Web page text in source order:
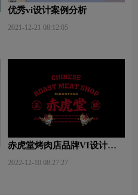
优秀vi设计案例分析
2021-12-21 08:12:05
赤虎堂烤肉店品牌VI设计赏
2022-12-10 08:27:27